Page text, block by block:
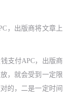
，出版商将文章上
支付APC，出版商
，就会受到一定限
的，二是一定时间